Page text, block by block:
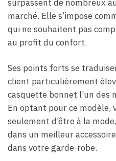
surpassent de nombreux
marché. Elle s’impose
qui ne souhaitent pas
au profit du confort.
Ses points forts se
client particulièrement
casquette bonnet l’un des
En optant pour ce modèle,
seulement d’être à la
dans un meilleur
dans votre garde-robe.